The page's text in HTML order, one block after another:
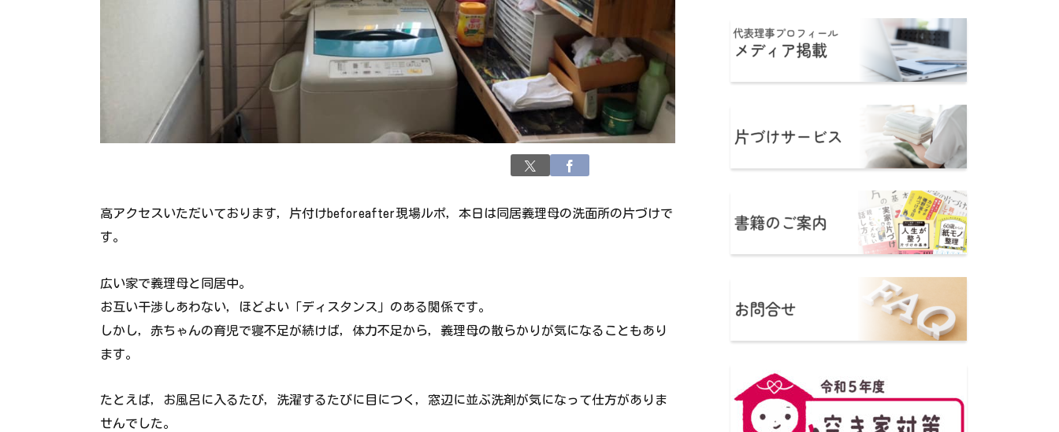
高アクセスいただいております，片付けbeforeafter現場ルポ，本日は同居義理母の洗面所の片づけで
す。
広い家で義理母と同居中。
お互い干渉しあわない，ほどよい「ディスタンス」のある関係です。
しかし，赤ちゃんの育児で寝不足が続けば，体力不足から，義理母の散らかりが気になることもあり
ます。
たとえば，お風呂に入るたび，洗濯するたびに目につく，窓辺に並ぶ洗剤が気になって仕方がありま
せんでした。